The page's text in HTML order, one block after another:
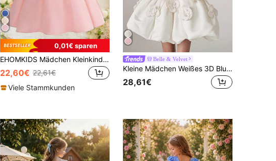
0,01€ sparen
EHOMKIDS Mädchen Kleinkinder einfarbiges Satinpartykleid mit Kunstperlen Gürtel und Rüschenkante, in Midi/Lange Länge, für Hochzeit und Partyveranstaltungen
22,60€ 22,61€
Viele Stammkunden
Belle & Velvet
Kleine Mädchen Weißes 3D Blumen Dekor Partykleid Prinzessinnenkleid für Baby Geburtstagsparty Hochzeit Ball Party Wichtige Anlässe Feiertagsoutfit
28,61€